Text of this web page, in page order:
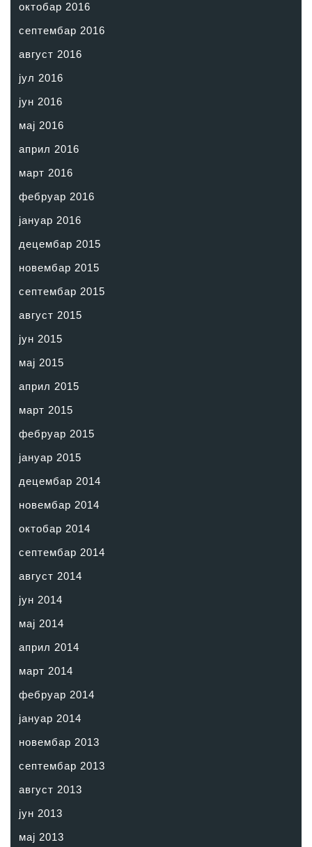
октобар 2016
септембар 2016
август 2016
јул 2016
јун 2016
мај 2016
април 2016
март 2016
фебруар 2016
јануар 2016
децембар 2015
новембар 2015
септембар 2015
август 2015
јун 2015
мај 2015
април 2015
март 2015
фебруар 2015
јануар 2015
децембар 2014
новембар 2014
октобар 2014
септембар 2014
август 2014
јун 2014
мај 2014
април 2014
март 2014
фебруар 2014
јануар 2014
новембар 2013
септембар 2013
август 2013
јун 2013
мај 2013